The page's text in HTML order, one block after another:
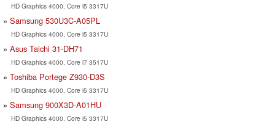
HD Graphics 4000, Core i5 3317U
Samsung 530U3C-A05PL
HD Graphics 4000, Core i5 3317U
Asus Taichi 31-DH71
HD Graphics 4000, Core i7 3517U
Toshiba Portege Z930-D3S
HD Graphics 4000, Core i5 3317U
Samsung 900X3D-A01HU
HD Graphics 4000, Core i5 3317U